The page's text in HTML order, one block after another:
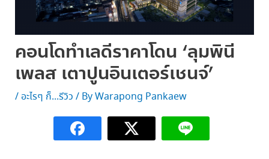
คอนโดทำเลดีราคาโดน ‘ลุมพินี
เพลส เตาปูนอินเตอร์เชนจ์’
/ อะไรๆ ก็...รีวิว / ByWarapong Pankaew